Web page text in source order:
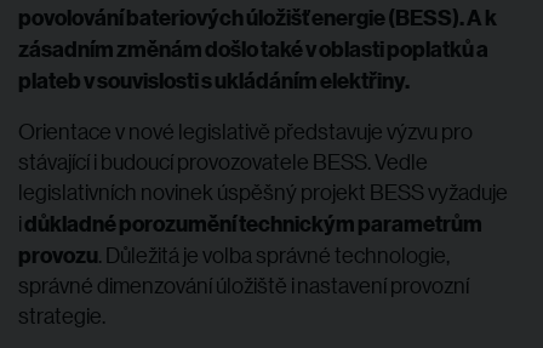
povolování bateriových úložišť energie (BESS). A k
zásadním změnám došlo také v oblasti poplatků a
plateb v souvislosti s ukládáním elektřiny.
Orientace v nové legislativě představuje výzvu pro
stávající i budoucí provozovatele BESS. Vedle
legislativních novinek úspěšný projekt BESS vyžaduje
idůkladné porozumění technickým parametrům
provozu. Důležitá je volba správné technologie,
správné dimenzování úložiště i nastavení provozní
strategie.